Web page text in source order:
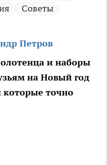
Советы
Петров
и наборы
на Новый год
которые точно